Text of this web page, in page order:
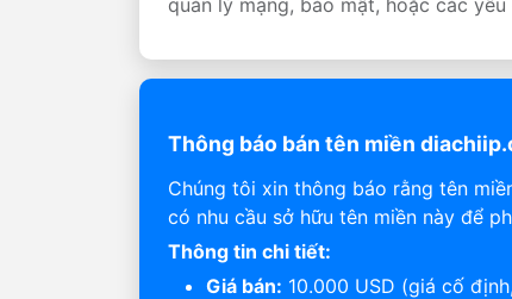
quản lý mạng, bảo mật, hoặc các
Thông báo bán tên miền
Chúng tôi xin thông báo rằng tên
có nhu cầu sở hữu tên miền này để
Thông tin chi tiết:
Giá bán: 10.000 USD (giá cố